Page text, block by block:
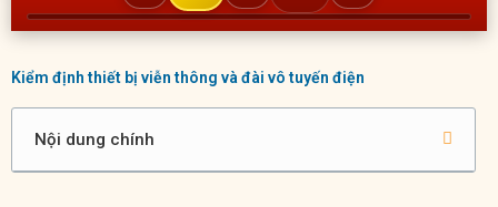
tức
vụ
Kiểm định thiết bị viễn thông và đài vô tuyến điện
Nội dung chính